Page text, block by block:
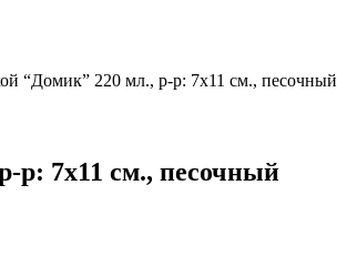
“Домик” 220 мл., р-р: 7х11 см., песочный
р: 7х11 см., песочный